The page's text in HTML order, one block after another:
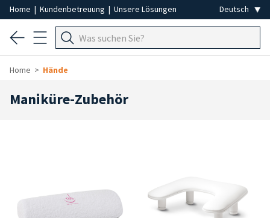
Home | Kundenbetreuung | Unsere Lösungen
Home Hände
Maniküre-Zubehör